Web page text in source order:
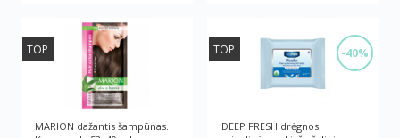
TOP
MARION dažantis šampūnas.
-40%
TOP
DEEP FRESH drėgnos